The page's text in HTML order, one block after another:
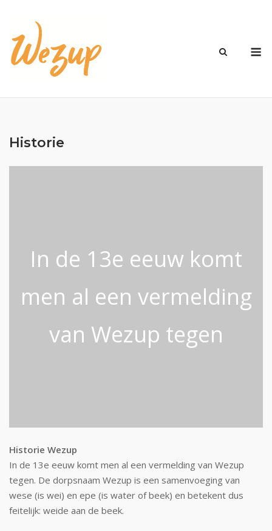
inhoud
Historie
In de 13e eeuw komt
men al een vermelding
van Wezup tegen
Historie Wezup
In de 13e eeuw komt men al een vermelding van Wezup
tegen. De dorpsnaam Wezup is een samenvoeging van
wese (is wei) en epe (is water of beek) en betekent dus
feitelijk: weide aan de beek.